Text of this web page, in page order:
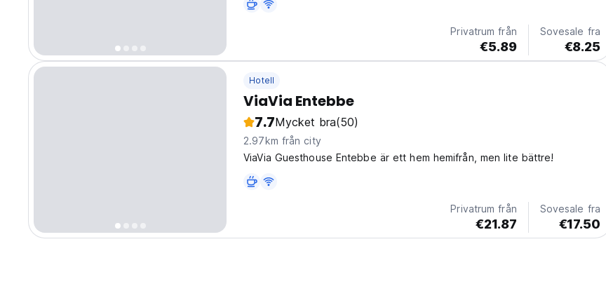
Privatrum från
€5.89
Sovesale fra
€8.25
Hotell
ViaVia Entebbe
7.7Mycket bra(50)
2.97km från city
ViaVia Guesthouse Entebbe är ett hem hemifrån, men lite bättre!
Privatrum från
€21.87
Sovesale fra
€17.50